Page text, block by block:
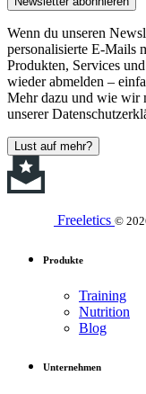
Wenn du unseren
personalisierte E-Mails
Produkten, Services
wieder abmelden –
Mehr dazu und wie wir
unserer
Lust auf mehr?
Freeletics ©
Produkte
Training
Nutrition
Blog
Unternehmen